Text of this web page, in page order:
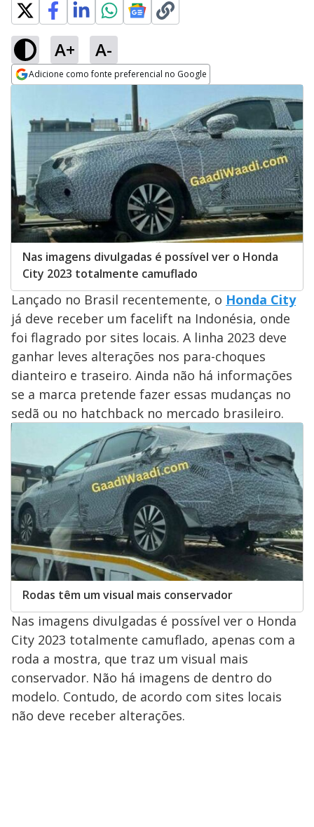
A+ A-
Adicione como fonte preferencial no Google
Nas imagens divulgadas é possível ver o Honda
City 2023 totalmente camuflado
Lançado no Brasil recentemente, o Honda City
já deve receber um facelift na Indonésia, onde
foi flagrado por sites locais. A linha 2023 deve
ganhar leves alterações nos para-choques
dianteiro e traseiro. Ainda não há informações
se a marca pretende fazer essas mudanças no
sedã ou no hatchback no mercado brasileiro.
Rodas têm um visual mais conservador
Nas imagens divulgadas é possível ver o Honda
City 2023 totalmente camuflado, apenas com a
roda a mostra, que traz um visual mais
conservador. Não há imagens de dentro do
modelo. Contudo, de acordo com sites locais
não deve receber alterações.